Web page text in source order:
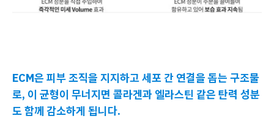
ECM은 피부 조직을 지지하고 세포 간 연결을 돕는 구조물
로, 이 균형이 무너지면 콜라겐과 엘라스틴 같은 탄력 성분
도 함께 감소하게 됩니다.